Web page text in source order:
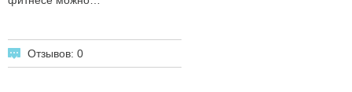
Отзывов: 0